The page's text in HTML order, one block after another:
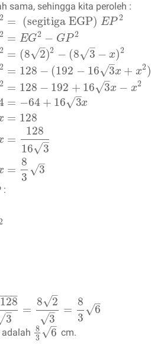
sama, sehingga kita peroleh :
2
2
2
2
2
= (segitiga EGP) EP 2
= EG2 − GP 2
= (8 2
–
√ )2 − (8 3
–
√ − x)2
= 128 − (192 − 16 3
–
√ x + x2
= 128 − 192 + 16 3
–
√ x − x2
= −64 + 16 3
–
√ x
= 128
=
128
16
3
–
√
=
8
3
3
–
√
:
128
−
−
3
– =
8 2
–
√
3
–
√
=
8
3
6
–
√
adalah 8
3
6
–
√ cm.